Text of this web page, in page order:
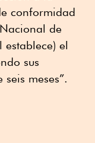
conformidad
de
establece) el
sus
meses”.